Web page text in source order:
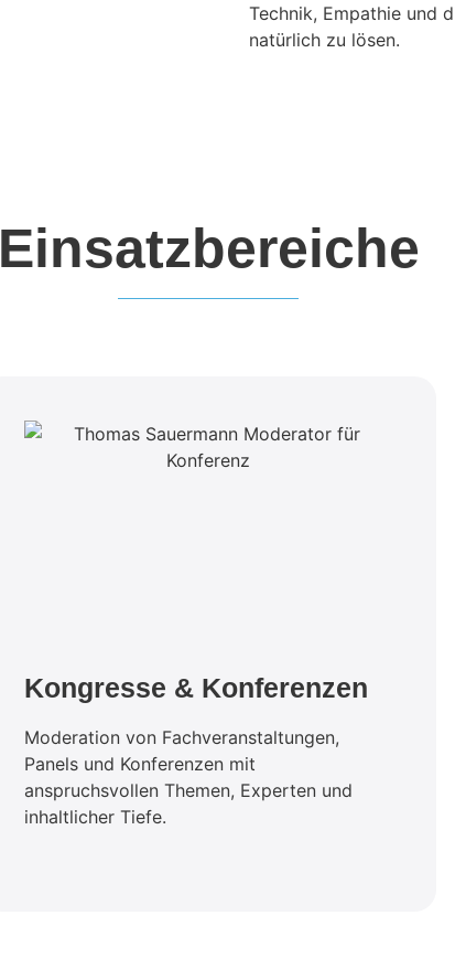
Technik, Empathie und
natürlich zu lösen.
Einsatzbereiche
Kongresse & Konferenzen
Moderation von Fachveranstaltungen,
Panels und Konferenzen mit
anspruchsvollen Themen, Experten und
inhaltlicher Tiefe.